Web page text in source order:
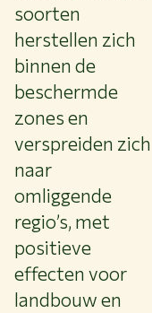
soorten
herstellen zich
binnen de
beschermde
zones en
verspreiden zich
naar
omliggende
regio’s, met
positieve
effecten voor
landbouw en